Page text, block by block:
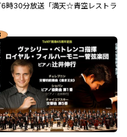
6時30分放送「満天☆青空レストラ